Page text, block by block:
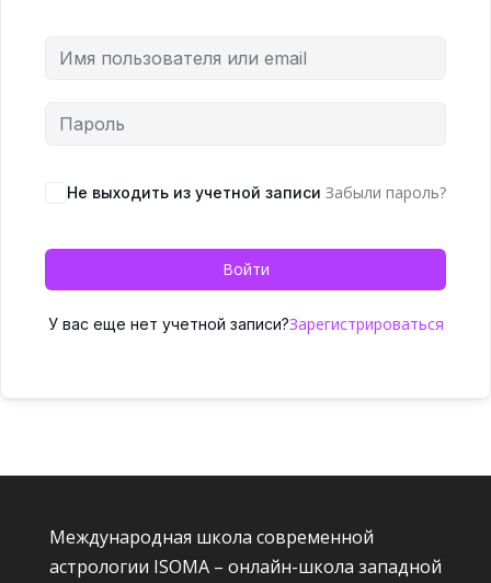
Не выходить из учетной записи Забыли пароль?
Войти
У вас еще нет учетной записи?Зарегистрироваться
Международная школа современной
астрологии ISOMA – онлайн-школа западной